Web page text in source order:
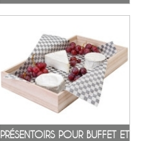
PRÉSENTOIRS POUR BUFFET ET